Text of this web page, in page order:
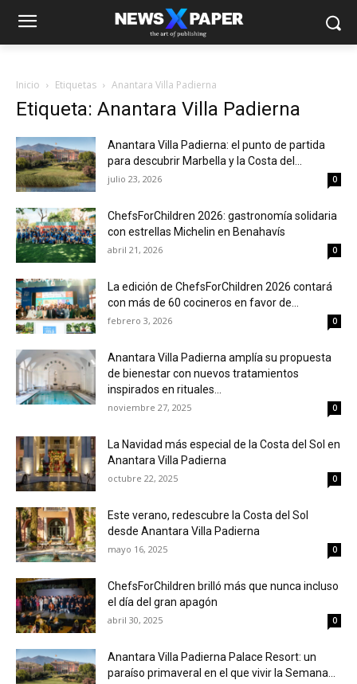
Inicio Etiquetas Anantara Villa Padierna
Etiqueta: Anantara Villa Padierna
Anantara Villa Padierna: el punto de partida
para descubrir Marbella y la Costa del...
julio 23, 2026 0
ChefsForChildren 2026: gastronomía solidaria
con estrellas Michelin en Benahavís
abril 21, 2026 0
La edición de ChefsForChildren 2026 contará
con más de 60 cocineros en favor de...
febrero 3, 2026 0
Anantara Villa Padierna amplía su propuesta
de bienestar con nuevos tratamientos
inspirados en rituales...
noviembre 27, 2025 0
La Navidad más especial de la Costa del Sol en
Anantara Villa Padierna
octubre 22, 2025 0
Este verano, redescubre la Costa del Sol
desde Anantara Villa Padierna
mayo 16, 2025 0
ChefsForChildren brilló más que nunca incluso
el día del gran apagón
abril 30, 2025 0
Anantara Villa Padierna Palace Resort: un
paraíso primaveral en el que vivir la Semana...